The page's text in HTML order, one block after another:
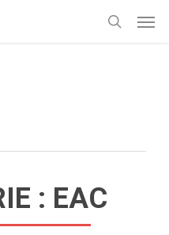
: EAC